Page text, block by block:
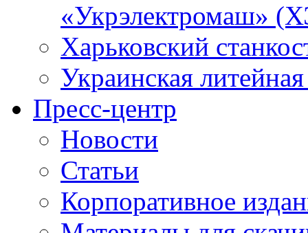
«Укрэлектромаш»
Харьковский
Украинская
Пресс-центр
Новости
Статьи
Корпоративное